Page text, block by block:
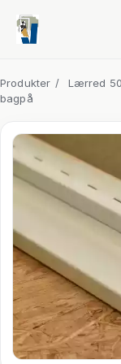
Produkter /
Lærred
bagpå